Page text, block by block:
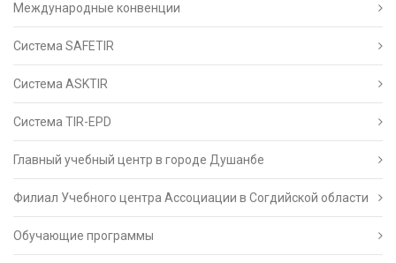
Международные конвенции
Система SAFETIR
Система ASKTIR
Система TIR-EPD
Главный учебный центр в городе Душанбе
Филиал Учебного центра Ассоциации в Согдийской области
Обучающие программы